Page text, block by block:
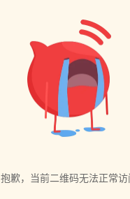
抱歉，当前二维码无法正常访